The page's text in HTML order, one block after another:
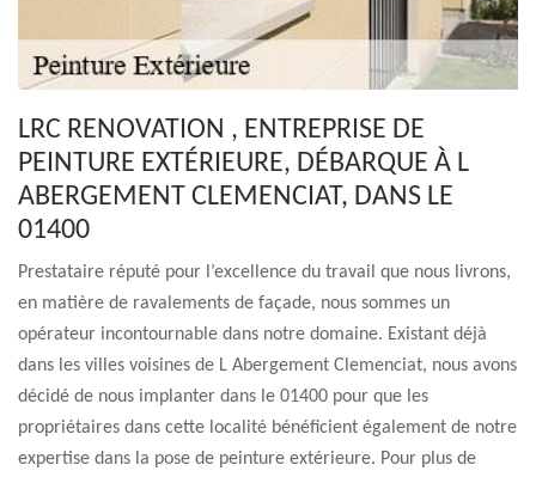
LRC RENOVATION , ENTREPRISE DE
PEINTURE EXTÉRIEURE, DÉBARQUE À L
ABERGEMENT CLEMENCIAT, DANS LE
01400
Prestataire réputé pour l’excellence du travail que nous livrons,
en matière de ravalements de façade, nous sommes un
opérateur incontournable dans notre domaine. Existant déjà
dans les villes voisines de L Abergement Clemenciat, nous avons
décidé de nous implanter dans le 01400 pour que les
propriétaires dans cette localité bénéficient également de notre
expertise dans la pose de peinture extérieure. Pour plus de